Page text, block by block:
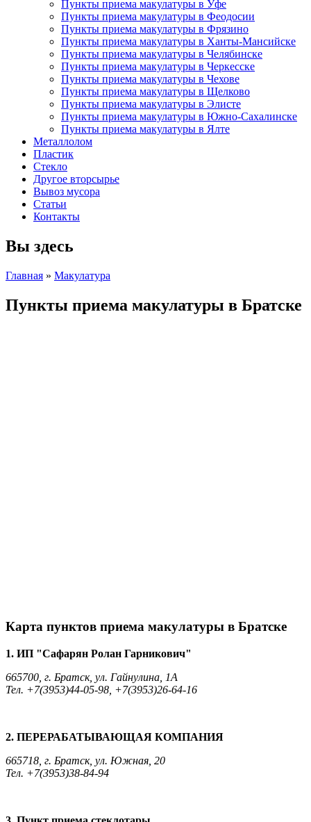
Пункты приема макулатуры в Уфе
Пункты приема макулатуры в Феодосии
Пункты приема макулатуры в Фрязино
Пункты приема макулатуры в Ханты-Мансийске
Пункты приема макулатуры в Челябинске
Пункты приема макулатуры в Черкесске
Пункты приема макулатуры в Чехове
Пункты приема макулатуры в Щелково
Пункты приема макулатуры в Элисте
Пункты приема макулатуры в Южно-Сахалинске
Пункты приема макулатуры в Ялте
Металлолом
Пластик
Стекло
Другое вторсырье
Вывоз мусора
Статьи
Контакты
Вы здесь
Главная » Макулатура
Пункты приема макулатуры в Братске
Карта пунктов приема макулатуры в Братске
1. ИП "Сафарян Ролан Гарникович"
665700, г. Братск, ул. Гайнулина, 1А
Тел. +7(3953)44-05-98, +7(3953)26-64-16
2. ПЕРЕРАБАТЫВАЮЩАЯ КОМПАНИЯ
665718, г. Братск, ул. Южная, 20
Тел. +7(3953)38-84-94